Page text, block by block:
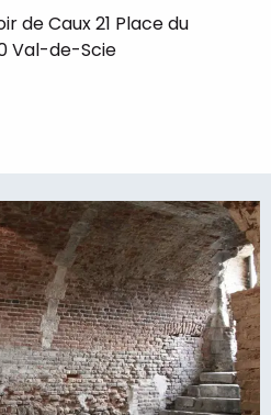
de Caux 21 Place du
Val-de-Scie